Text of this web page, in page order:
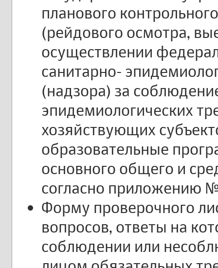
планового
(рейдового осмотра,
осуществлении
санитарно-
(надзора) за
эпидемиологических
хозяйствующих
образовательные
основного общего и
согласно приложению
Форму проверочного
вопросов, ответы на
соблюдении или